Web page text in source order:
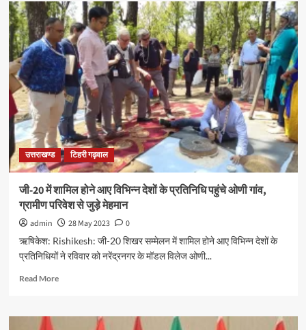
उत्तराखण्ड टिहरी गढ़वाल
जी-20 में शामिल होने आए विभिन्न देशों के प्रतिनिधि पहुंचे ओणी गांव,
ग्रामीण परिवेश से जुड़े मेहमान
admin 28 May 2023
0
ऋषिकेश: Rishikesh: जी-20 शिखर सम्मेलन में शामिल होने आए विभिन्न देशों के
प्रतिनिधियों ने रविवार को नरेंद्रनगर के मॉडल विलेज ओणी...
Read More